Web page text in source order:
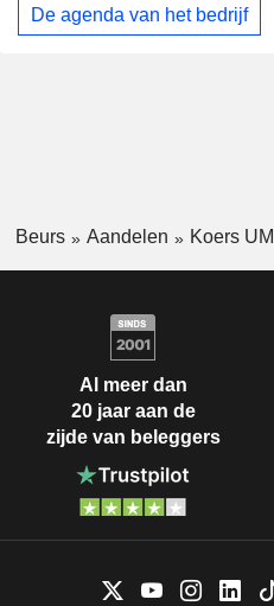
De agenda van het bedrijf
Beurs Aandelen Koers UMI
Al meer dan
20 jaar aan de
zijde van beleggers